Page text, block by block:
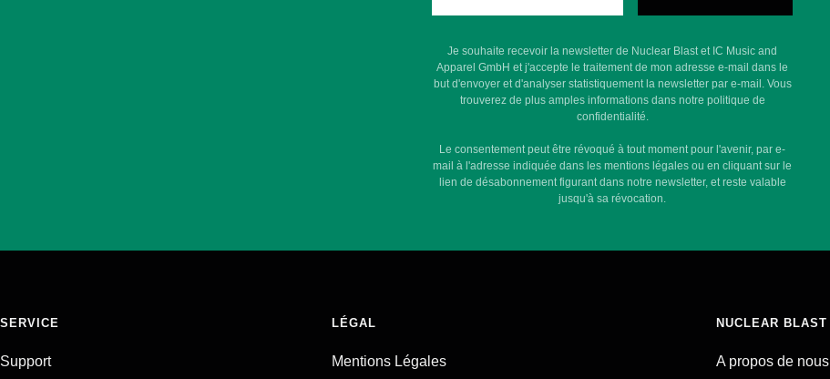
Je souhaite recevoir la newsletter de Nuclear Blast et IC Music and
Apparel GmbH et j'accepte le traitement de mon adresse e-mail dans le
but d'envoyer et d'analyser statistiquement la newsletter par e-mail. Vous
trouverez de plus amples informations dans notre politique de
confidentialité.
Le consentement peut être révoqué à tout moment pour l'avenir, par e-
mail à l'adresse indiquée dans les mentions légales ou en cliquant sur le
lien de désabonnement figurant dans notre newsletter, et reste valable
jusqu'à sa révocation.
SERVICE
Support
LÉGAL
Mentions Légales
NUCLEAR BLAST
A propos de nous